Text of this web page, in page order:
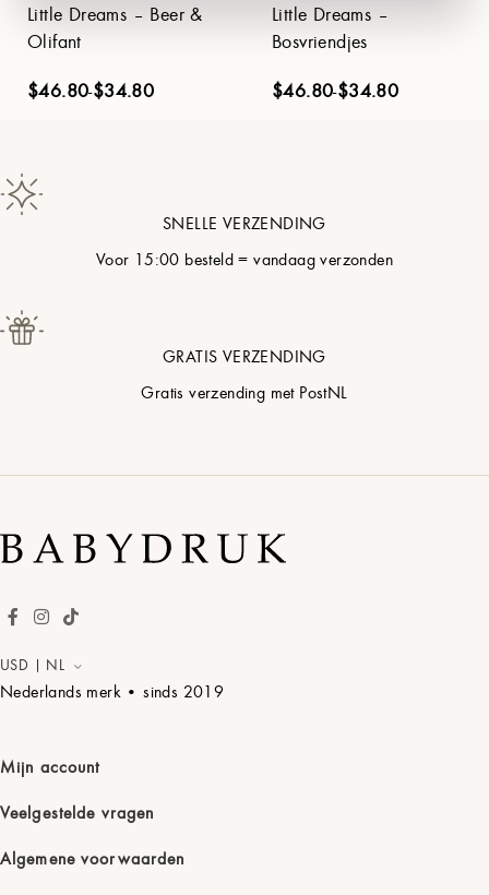
Little Dreams – Beer &
Olifant
$34.80
-
$46.80
Little Dreams –
Bosvriendjes
$34.80
-
$46.80
SNELLE VERZENDING
Voor 15:00 besteld = vandaag verzonden
GRATIS VERZENDING
Gratis verzending met PostNL
USD | NL
Nederlands merk • sinds 2019
Mijn account
Veelgestelde vragen
Algemene voorwaarden